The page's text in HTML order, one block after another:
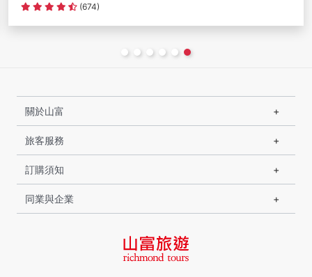
(674)
關於山富
旅客服務
訂購須知
同業與企業